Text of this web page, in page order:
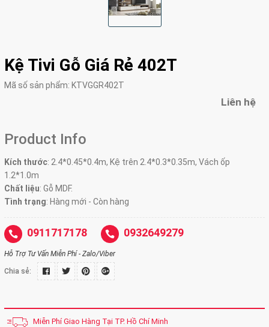
Kệ Tivi Gỗ Giá Rẻ 402T
Mã số sản phẩm: KTVGGR402T
Liên hệ
Product Info
Kích thước: 2.4*0.45*0.4m, Kệ trên 2.4*0.3*0.35m, Vách ốp
1.2*1.0m
Chất liệu: Gỗ MDF.
Tình trạng: Hàng mới - Còn hàng
0911717178 0932649279
Hỗ Trợ Tư Vấn Miễn Phí - Zalo/Viber
Chia sẻ:
Miễn Phí Giao Hàng Tại TP. Hồ Chí Minh